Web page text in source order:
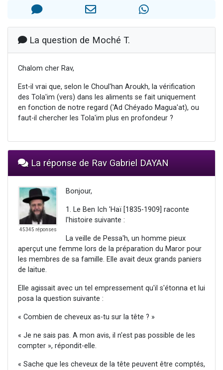
Il reste 49 places pour étudier en groupe sur Zoom
2 nouvelles musiques dans Torah-Box Music
La question de Moché T.
Chalom cher Rav,
Est-il vrai que, selon le Choul'han Aroukh, la vérification
des Tola'im (vers) dans les aliments se fait uniquement
en fonction de notre regard ('Ad Chéyado Magua'at), ou
faut-il chercher les Tola'im plus en profondeur ?
La réponse de Rav Gabriel DAYAN
45345 réponses
Bonjour,
1. Le Ben Ich 'Haï [1835-1909] raconte
l'histoire suivante :
La veille de Pessa'h, un homme pieux
aperçut une femme lors de la préparation du Maror pour
les membres de sa famille. Elle avait deux grands paniers
de laitue.
Elle agissait avec un tel empressement qu'il s'étonna et lui
posa la question suivante :
« Combien de cheveux as-tu sur la tête ? »
« Je ne sais pas. A mon avis, il n'est pas possible de les
compter », répondit-elle.
« Sache que les cheveux de la tête peuvent être comptés,